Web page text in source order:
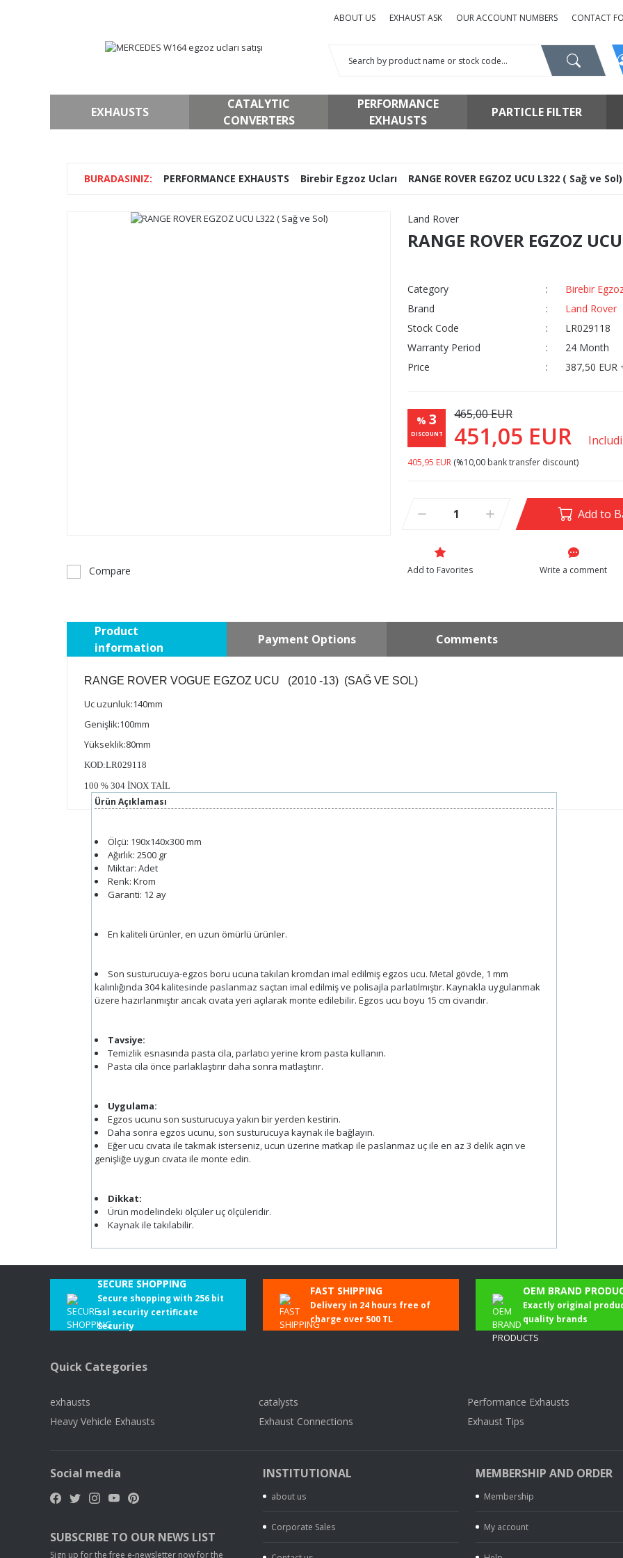
ABOUT US EXHAUST ASK OUR ACCOUNT NUMBERS CONTACT
EXHAUSTS
CATALYTIC
CONVERTERS
PERFORMANCE
EXHAUSTS
PARTICLE FILTER
PERFORMANCE EXHAUSTS Birebir Egzoz Ucları RANGE ROVER EGZOZ UCU L322 ( Sağ ve Sol)
Compare
Land Rover
RANGE ROVER EGZOZ
Category
Birebir
Brand
Land Rover
Stock Code
LR029118
Warranty Period
24 Month
Price
387,50 EUR
% 3
DISCOUNT
465,00 EUR
451,05 EUR
405,95 EUR (%10,00 bank transfer discount)
Add to
Write a comment
Product
information
Payment Options Comments
RANGE ROVER VOGUE EGZOZ UCU (2010 -13) (SAĞ VE SOL)
Uc uzunluk:140mm
Genişlik:100mm
Yükseklik:80mm
KOD:LR029118
100 % 304 İNOX TAİL
Ürün Açıklaması
Ölçü: 190x140x300 mm
Ağırlık: 2500 gr
Miktar: Adet
Renk: Krom
Garanti: 12 ay
En kaliteli ürünler, en uzun ömürlü ürünler.
Son susturucuya-egzos boru ucuna takılan kromdan imal edilmiş egzos ucu. Metal gövde, 1 mm
kalınlığında 304 kalitesinde paslanmaz saçtan imal edilmiş ve polisajla parlatılmıştır. Kaynakla uygulanmak
üzere hazırlanmıştır ancak cıvata yeri açılarak monte edilebilir. Egzos ucu boyu 15 cm civarıdır.
Tavsiye:
Temizlik esnasında pasta cila, parlatıcı yerine krom pasta kullanın.
Pasta cila önce parlaklaştırır daha sonra matlaştırır.
Uygulama:
Egzos ucunu son susturucuya yakın bir yerden kestirin.
Daha sonra egzos ucunu, son susturucuya kaynak ile bağlayın.
Eğer ucu cıvata ile takmak isterseniz, ucun üzerine matkap ile paslanmaz uç ile en az 3 delik açın ve
genişliğe uygun cıvata ile monte edin.
Dikkat:
Ürün modelindeki ölçüler uç ölçüleridir.
Kaynak ile takılabilir.
SECURE SHOPPING
Secure shopping with 256 bit
ssl security certificate
Security
FAST SHIPPING
Delivery in 24 hours free of
charge over 500 TL
OEM BRAND
Exactly original
quality brands
Quick Categories
exhausts catalysts Performance Exhausts
Heavy Vehicle Exhausts
Exhaust Connections Exhaust Tips
Social media
SUBSCRIBE TO OUR NEWS LIST
Sign up for the free e-newsletter now for the
INSTITUTIONAL
about us
Corporate Sales
MEMBERSHIP AND ORDER
Membership
My account